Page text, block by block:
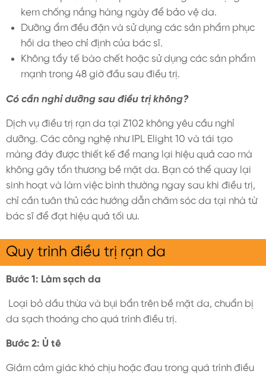
kem chống nắng hàng ngày để bảo vệ da.
Dưỡng ẩm đều đặn và sử dụng các sản phẩm phục
hồi da theo chỉ định của bác sĩ.
Không tẩy tế bào chết hoặc sử dụng các sản phẩm
mạnh trong 48 giờ đầu sau điều trị.
Có cần nghỉ dưỡng sau điều trị không?
Dịch vụ điều trị rạn da tại Z102 không yêu cầu nghỉ
dưỡng. Các công nghệ như IPL Elight 10 và tái tạo
màng đáy được thiết kế để mang lại hiệu quả cao mà
không gây tổn thương bề mặt da. Bạn có thể quay lại
sinh hoạt và làm việc bình thường ngay sau khi điều trị,
chỉ cần tuân thủ các hướng dẫn chăm sóc da tại nhà từ
bác sĩ để đạt hiệu quả tối ưu.
Quy trình điều trị rạn da
Bước 1: Làm sạch da
Loại bỏ dầu thừa và bụi bẩn trên bề mặt da, chuẩn bị
da sạch thoáng cho quá trình điều trị.
Bước 2: Ủ tê
Giảm cảm giác khó chịu hoặc đau trong quá trình điều